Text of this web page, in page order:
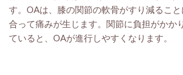
す。OAは、膝の関節の軟骨がすり減るこ
合って痛みが生じます。関節に負担がかか
ていると、OAが進行しやすくなります。